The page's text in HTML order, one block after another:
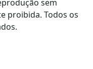
sem
proibida. Todos os